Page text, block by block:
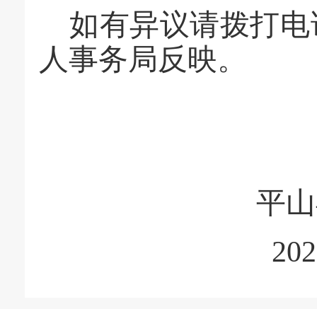
如有异议请拨打电
人事务局反映。
平
2026年7